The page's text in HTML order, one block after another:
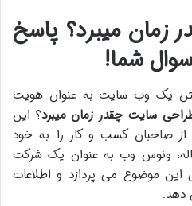
زمان میبرد؟ پاسخ
شما!
یک وب سایت به عنوان هویت
سایت چقدر زمان میبرد؟ این
صاحبان کسب و کار را به خود
ونوس وب به عنوان یک شرکت
این موضوع می پردازد و اطلاعات
دهد.